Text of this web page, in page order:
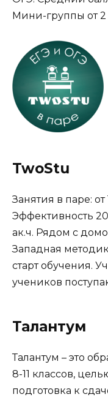
Мини-группы от 2
TwoStu
Занятия в паре:
Эффективность
ак.ч. Рядом с
Западная
старт обучения.
учеников
Талантум
Талантум – это
8-11 классов,
подготовка к